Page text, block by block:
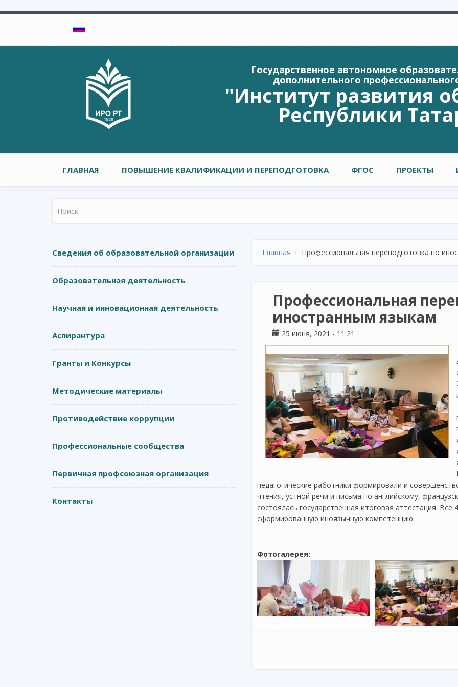
Государственное автономное
дополнительного
"Институт развития
Республики
Главное меню
ГЛАВНАЯ ПОВЫШЕНИЕ КВАЛИФИКАЦИИ И ПЕРЕПОДГОТОВКА ФГОС ПРОЕКТЫ
Форма поиска
Сведения об образовательной организации
Образовательная деятельность
Научная и инновационная деятельность
Аспирантура
Гранты и Конкурсы
Методические материалы
Противодействие коррупции
Профессиональные сообщества
Первичная профсоюзная организация
Контакты
Главная Профессиональная переподготовка по
Профессиональная
иностранным языкам
25 июня, 2021 - 11:21
педагогические работники формировали и
чтения, устной речи и письма по английскому,
состоялась государственная итоговая аттестация.
сформированную иноязычную компетенцию.
Фотогалерея: